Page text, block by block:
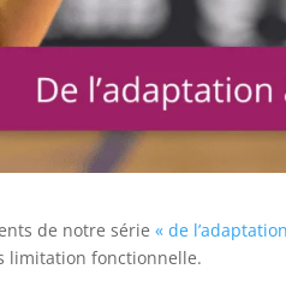
de notre série« de
limitation fonctionnelle.